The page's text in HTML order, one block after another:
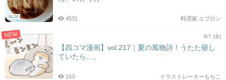
BLOG 料理家 エプロン
4531
NEW 8/7 (金)
【四コマ漫画】vol.217｜夏の風物詩！うたた寝し
ていたら…。
イラストレーターもちこ
153